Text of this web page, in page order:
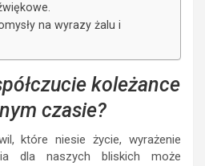
na wyrazy żalu i
koleżance
czasie?
które niesie życie, wyrażenie
dla naszych bliskich może